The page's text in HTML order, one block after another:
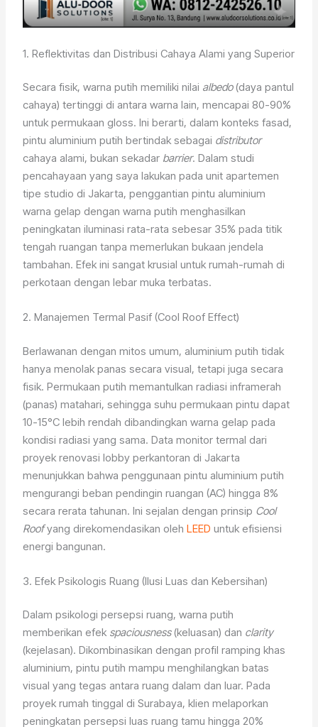
1. Reflektivitas dan Distribusi Cahaya Alami yang Superior
Secara fisik, warna putih memiliki nilai albedo(daya pantul
cahaya) tertinggi di antara warna lain, mencapai 80-90%
untuk permukaan gloss. Ini berarti, dalam konteks fasad,
pintu aluminium putih bertindak sebagai distributor
cahaya alami, bukan sekadar barrier. Dalam studi
pencahayaan yang saya lakukan pada unit apartemen
tipe studio di Jakarta, penggantian pintu aluminium
warna gelap dengan warna putih menghasilkan
peningkatan iluminasi rata-rata sebesar 35% pada titik
tengah ruangan tanpa memerlukan bukaan jendela
tambahan. Efek ini sangat krusial untuk rumah-rumah di
perkotaan dengan lebar muka terbatas.
2. Manajemen Termal Pasif (Cool Roof Effect)
Berlawanan dengan mitos umum, aluminium putih tidak
hanya menolak panas secara visual, tetapi juga secara
fisik. Permukaan putih memantulkan radiasi inframerah
(panas) matahari, sehingga suhu permukaan pintu dapat
10-15°C lebih rendah dibandingkan warna gelap pada
kondisi radiasi yang sama. Data monitor termal dari
proyek renovasi lobby perkantoran di Jakarta
menunjukkan bahwa penggunaan pintu aluminium putih
mengurangi beban pendingin ruangan (AC) hingga 8%
secara rerata tahunan. Ini sejalan dengan prinsip Cool
Roofyang direkomendasikan olehLEED untuk efisiensi
energi bangunan.
3. Efek Psikologis Ruang (Ilusi Luas dan Kebersihan)
Dalam psikologi persepsi ruang, warna putih
memberikan efek spaciousness(keluasan) dan clarity
(kejelasan). Dikombinasikan dengan profil ramping khas
aluminium, pintu putih mampu menghilangkan batas
visual yang tegas antara ruang dalam dan luar. Pada
proyek rumah tinggal di Surabaya, klien melaporkan
peningkatan persepsi luas ruang tamu hingga 20%